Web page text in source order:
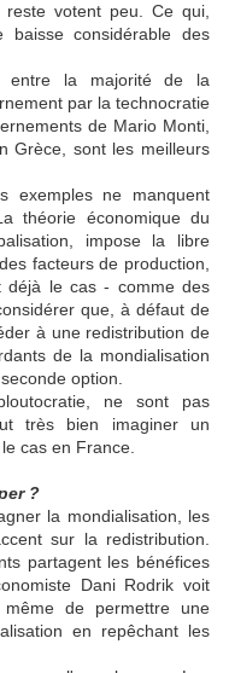
votent peu. Ce qui,
considérable des
entre la majorité de la
par la technocratie
de Mario Monti,
Grèce, sont les meilleurs
exemples ne manquent
théorie économique du
impose la libre
facteurs de production,
déjà le cas - comme des
que, à défaut de
à une redistribution de
de la mondialisation
option.
ne sont pas
très bien imaginer un
cas en France.
?
la mondialisation, les
sur la redistribution.
partagent les bénéfices
Dani Rodrik voit
de permettre une
en repêchant les